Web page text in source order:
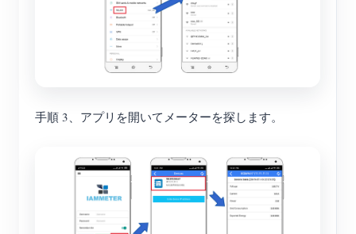
手順 3、アプリを開いてメーターを探します。